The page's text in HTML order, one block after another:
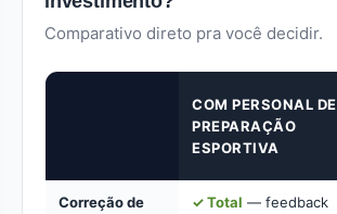
Comparativo direto pra você decidir.
COM PERSONAL DE
PREPARAÇÃO
ESPORTIVA
Correção de
✓ Total — feedback